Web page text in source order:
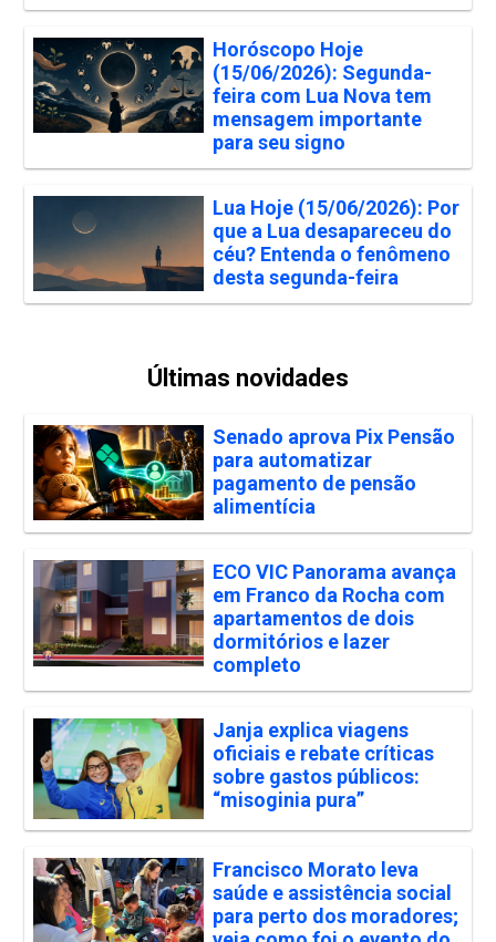
Horóscopo Hoje
(15/06/2026): Segunda-
feira com Lua Nova tem
mensagem importante
para seu signo
Lua Hoje (15/06/2026): Por
que a Lua desapareceu do
céu? Entenda o fenômeno
desta segunda-feira
Últimas novidades
Senado aprova Pix Pensão
para automatizar
pagamento de pensão
alimentícia
ECO VIC Panorama avança
em Franco da Rocha com
apartamentos de dois
dormitórios e lazer
completo
Janja explica viagens
oficiais e rebate críticas
sobre gastos públicos:
“misoginia pura”
Francisco Morato leva
saúde e assistência social
para perto dos moradores;